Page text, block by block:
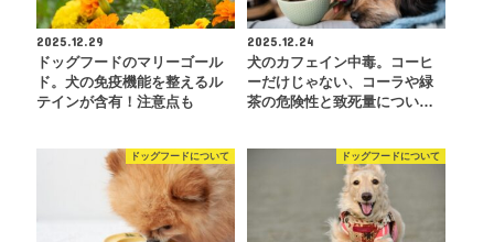
2025.12.29
ドッグフードのマリーゴール
ド。犬の免疫機能を整えるル
テインが含有！注意点も
2025.12.24
犬のカフェイン中毒。コーヒ
ーだけじゃない、コーラや緑
茶の危険性と致死量につい…
ドッグフードについて ドッグフードについて